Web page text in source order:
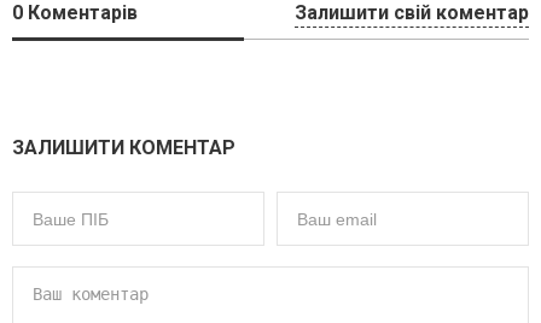
0 Коментарів Залишити свій коментар
ЗАЛИШИТИ КОМЕНТАР